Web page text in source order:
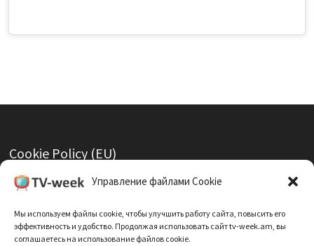
Управление файлами Cookie
Мы используем файлы cookie, чтобы улучшить работу сайта, повысить его
эффективность и удобство. Продолжая использовать сайт tv-week.am, вы
соглашаетесь на использование файлов cookie.
Cookie Policy (EU)
Политика Конфиденциальности